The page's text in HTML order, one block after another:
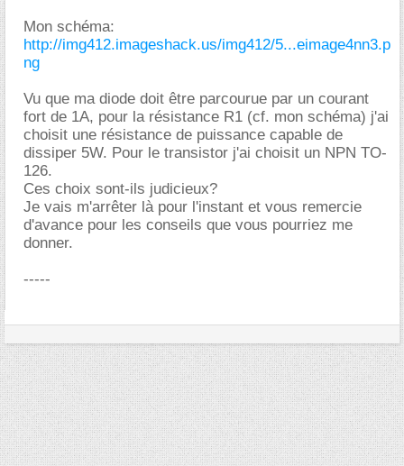
Mon schéma:
http://img412.imageshack.us/img412/5...eimage4nn3.p
ng
Vu que ma diode doit être parcourue par un courant
fort de 1A, pour la résistance R1 (cf. mon schéma) j'ai
choisit une résistance de puissance capable de
dissiper 5W. Pour le transistor j'ai choisit un NPN TO-
126.
Ces choix sont-ils judicieux?
Je vais m'arrêter là pour l'instant et vous remercie
d'avance pour les conseils que vous pourriez me
donner.
-----